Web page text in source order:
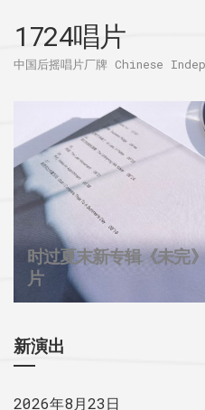
1724唱片
中国后摇唱片厂牌 Chinese
1724唱片的2025
时过夏末新专辑《未完
片
32个城市后摇群
新演出
2026年8月23日